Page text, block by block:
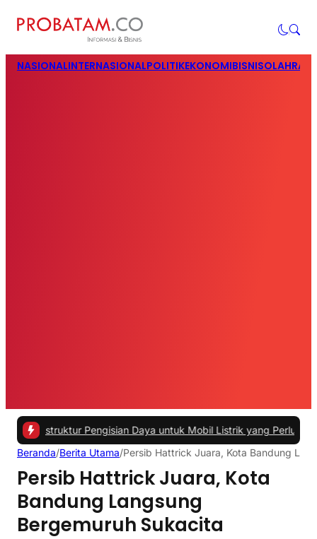
NASIONALINTERNASIONALPOLITIKEKONOMIBISNIS
Pengisian Daya untuk Mobil Listrik yang Perlu Diperhatikan
Beranda/Berita Utama/Persib Hattrick Juara, Kota Bandung
Persib Hattrick Juara, Kota
Bandung Langsung
Bergemuruh Sukacita